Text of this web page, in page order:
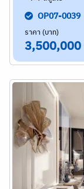
OP07-0039
ราคา (บาท)
3,500,000